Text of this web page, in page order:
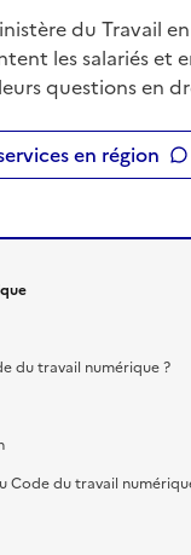
du Travail
les salariés et
questions en
en région
du travail numérique ?
Code du travail